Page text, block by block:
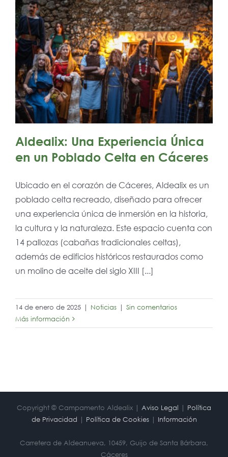
Aldealix: Una Experiencia Única
en un Poblado Celta en Cáceres
Ubicado en el corazón de Cáceres, Aldealix es un
poblado celta recreado, diseñado para ofrecer
una experiencia única de inmersión en la historia,
la cultura y la naturaleza. Este espacio cuenta con
14 pallozas (cabañas tradicionales celtas),
además de edificios históricos restaurados como
un molino de aceite del siglo XIII [...]
14 de enero de 2025 | Noticias | Sin comentarios
Más información
Copyright © Campamento Aldealix | Aviso Legal | Política
de Privacidad | Política de Cookies| Información
Carretera de Aldeanueva, 10459, Guijo de Santa Bárbara,
Cáceres